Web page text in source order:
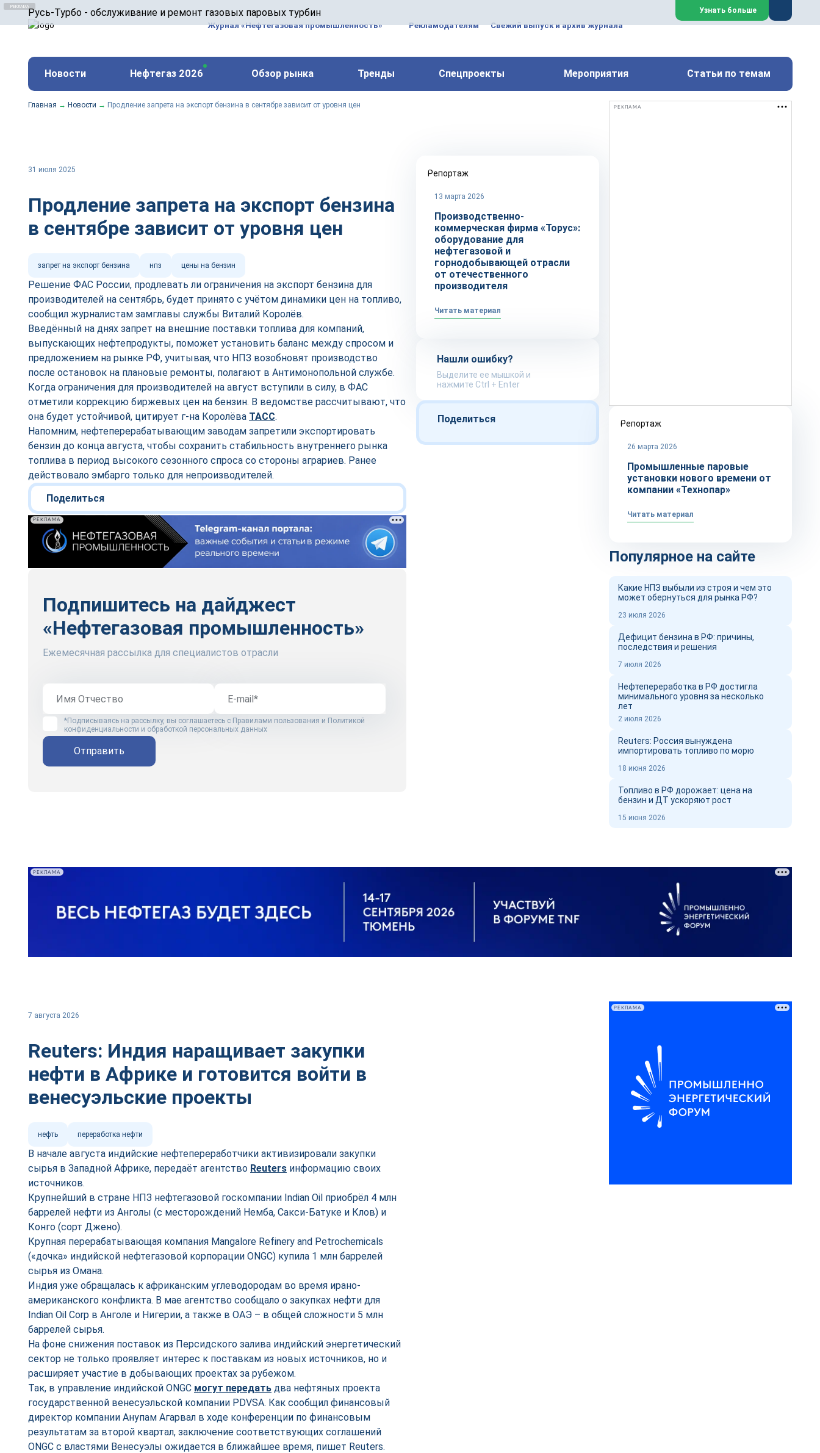
Русь-Турбо - обслуживание и ремонт газовых паровых турбин
ООО «Русь-Турбо» занимается сервисом газовых и паровых турбин, комплексным ремонтом, восстановлением, техническим обслуживанием
оборудования ТЭС, зарубежных поршневых машин и компрессоров, которые работают на нефтегазовых, нефтехимических, металлургических
и других предприятиях.
Реклама. ООО «Русь-Турбо», ИНН 7802588950
erid: F7NfYUJCUneVdwPs4znf
Закрыть
Узнать больше
Журнал «Нефтегазовая промышленность» Рекламодателям Свежий выпуск и архив журнала
Новости Нефтегаз 2026 Обзор рынка Тренды Спецпроекты Мероприятия Статьи по темам
Главная → Новости → Продление запрета на экспорт бензина в сентябре зависит от уровня цен
31 июля 2025
Продление запрета на экспорт бензина
в сентябре зависит от уровня цен
запрет на экспорт бензина нпз цены на бензин
Решение ФАС России, продлевать ли ограничения на экспорт бензина для
производителей на сентябрь, будет принято с учётом динамики цен на топливо,
сообщил журналистам замглавы службы Виталий Королёв.
Введённый на днях запрет на внешние поставки топлива для компаний,
выпускающих нефтепродукты, поможет установить баланс между спросом и
предложением на рынке РФ, учитывая, что НПЗ возобновят производство
после остановок на плановые ремонты, полагают в Антимонопольной службе.
Когда ограничения для производителей на август вступили в силу, в ФАС
отметили коррекцию биржевых цен на бензин. В ведомстве рассчитывают, что
она будет устойчивой, цитирует г-на Королёва ТАСС.
Напомним, нефтеперерабатывающим заводам запретили экспортировать
бензин до конца августа, чтобы сохранить стабильность внутреннего рынка
топлива в период высокого сезонного спроса со стороны аграриев. Ранее
действовало эмбарго только для непроизводителей.
Поделиться
РЕКЛАМА
Подпишитесь на дайджест
«Нефтегазовая промышленность»
Ежемесячная рассылка для специалистов отрасли
*Подписываясь на рассылку, вы соглашаетесь с Правилами пользования и Политикой
конфиденциальности и обработкой персональных данных
Отправить
Репортаж
13 марта 2026
Производственно-
коммерческая фирма «Торус»:
оборудование для
нефтегазовой и
горнодобывающей отрасли
от отечественного
производителя
Читать материал
Нашли ошибку?
Выделите ее мышкой и
нажмите Ctrl + Enter
Поделиться
РЕКЛАМА
Репортаж
26 марта 2026
Промышленные паровые
установки нового времени от
компании «Технопар»
Читать материал
Популярное на сайте
Какие НПЗ выбыли из строя и чем это
может обернуться для рынка РФ?
23 июля 2026
Дефицит бензина в РФ: причины,
последствия и решения
7 июля 2026
Нефтепереработка в РФ достигла
минимального уровня за несколько
лет
2 июля 2026
Reuters: Россия вынуждена
импортировать топливо по морю
18 июня 2026
Топливо в РФ дорожает: цена на
бензин и ДТ ускоряют рост
15 июня 2026
РЕКЛАМА
7 августа 2026
Reuters: Индия наращивает закупки
нефти в Африке и готовится войти в
венесуэльские проекты
нефть переработка нефти
В начале августа индийские нефтепереработчики активизировали закупки
сырья в Западной Африке, передаёт агентство Reuters информацию своих
источников.
Крупнейший в стране НПЗ нефтегазовой госкомпании Indian Oil приобрёл 4 млн
баррелей нефти из Анголы (с месторождений Немба, Сакси-Батуке и Клов) и
Конго (сорт Джено).
Крупная перерабатывающая компания Mangalore Refinery and Petrochemicals
(«дочка» индийской нефтегазовой корпорации ONGC) купила 1 млн баррелей
сырья из Омана.
Индия уже обращалась к африканским углеводородам во время ирано-
американского конфликта. В мае агентство сообщало о закупках нефти для
Indian Oil Corp в Анголе и Нигерии, а также в ОАЭ – в общей сложности 5 млн
баррелей сырья.
На фоне снижения поставок из Персидского залива индийский энергетический
сектор не только проявляет интерес к поставкам из новых источников, но и
расширяет участие в добывающих проектах за рубежом.
Так, в управление индийской ONGC могут передать два нефтяных проекта
государственной венесуэльской компании PDVSA. Как сообщил финансовый
директор компании Анупам Агарвал в ходе конференции по финансовым
результатам за второй квартал, заключение соответствующих соглашений
ONGC с властями Венесуэлы ожидается в ближайшее время, пишет Reuters.
РЕКЛАМА